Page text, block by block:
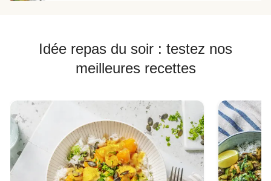
Idée repas du soir : testez nos
meilleures recettes